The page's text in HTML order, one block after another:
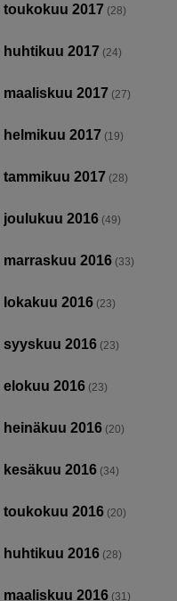
toukokuu 2017 (28)
huhtikuu 2017 (24)
maaliskuu 2017 (27)
helmikuu 2017 (19)
tammikuu 2017 (28)
joulukuu 2016 (49)
marraskuu 2016 (33)
lokakuu 2016 (23)
syyskuu 2016 (23)
elokuu 2016 (23)
heinäkuu 2016 (20)
kesäkuu 2016 (34)
toukokuu 2016 (20)
huhtikuu 2016 (28)
maaliskuu 2016 (31)